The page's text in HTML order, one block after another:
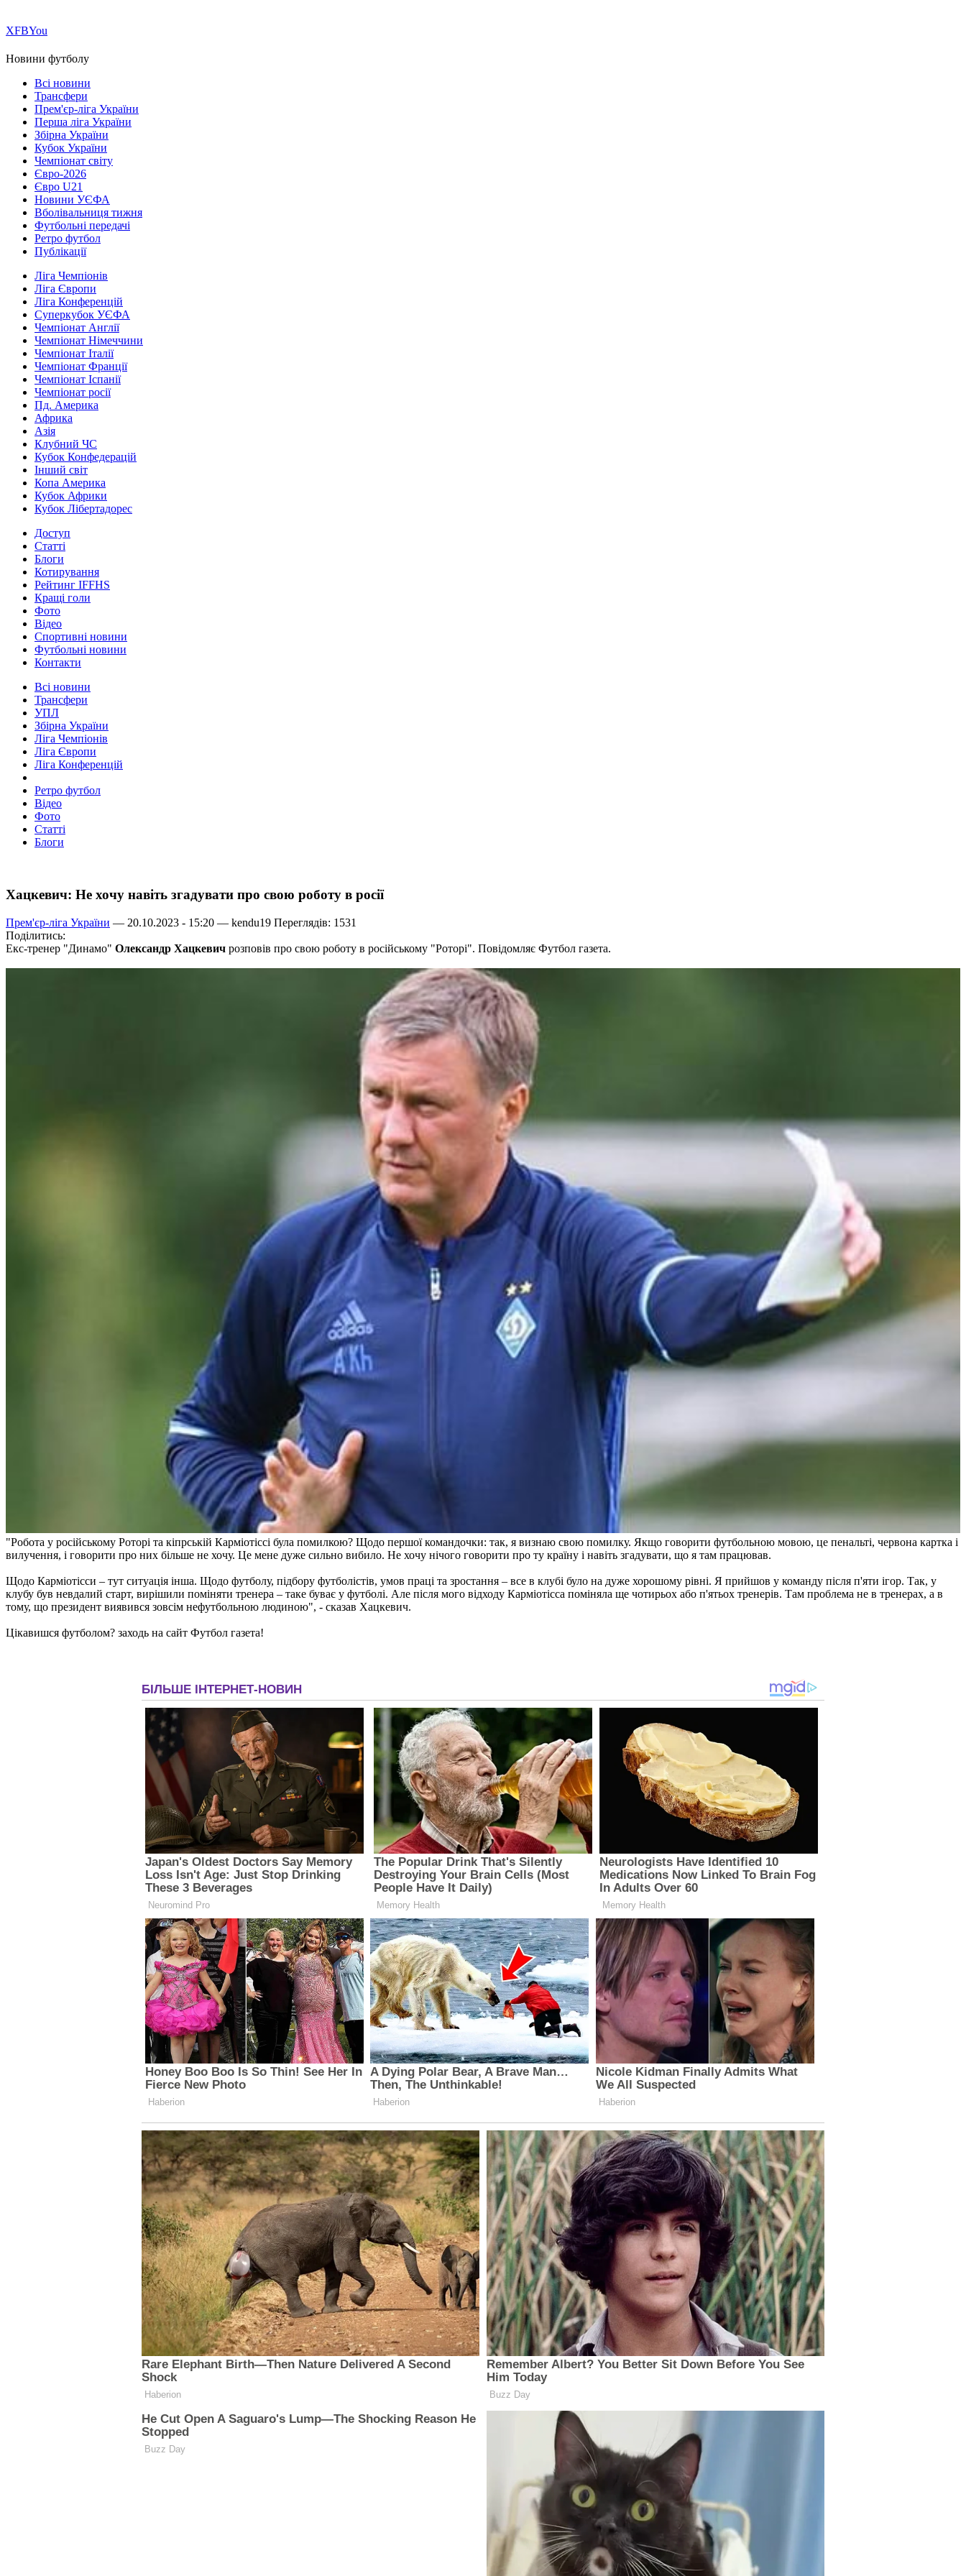
ХFBYou
Новини футболу
Всі новини
Трансфери
Прем'єр-ліга України
Перша ліга України
Збірна України
Кубок України
Чемпіонат світу
Євро-2026
Євро U21
Новини УЄФА
Вболівальниця тижня
Футбольні передачі
Ретро футбол
Публікації
Ліга Чемпіонів
Ліга Європи
Ліга Конференцій
Суперкубок УЄФА
Чемпіонат Англії
Чемпіонат Німеччини
Чемпіонат Італії
Чемпіонат Франції
Чемпіонат Іспанії
Чемпіонат росії
Пд. Америка
Африка
Азія
Клубний ЧС
Кубок Конфедерацій
Інший світ
Копа Америка
Кубок Африки
Кубок Лібертадорес
Доступ
Статті
Блоги
Котирування
Рейтинг IFFHS
Кращі голи
Фото
Відео
Спортивні новини
Футбольні новини
Контакти
Всі новини
Трансфери
УПЛ
Збірна України
Ліга Чемпіонів
Ліга Європи
Ліга Конференцій
Ретро футбол
Відео
Фото
Статті
Блоги
Хацкевич: Не хочу навіть згадувати про свою роботу в росії
Прем'єр-ліга України — 20.10.2023 - 15:20 — kendu19 Переглядів: 1531
Поділитись:
Екс-тренер "Динамо" Олександр Хацкевич розповів про свою роботу в російському "Роторі". Повідомляє Футбол газета.
"Робота у російському Роторі та кіпрській Карміотіссі була помилкою? Щодо першої командочки: так, я визнаю свою помилку. Якщо говорити футбольною мовою, це пенальті, червона картка і
вилучення, і говорити про них більше не хочу. Це мене дуже сильно вибило. Не хочу нічого говорити про ту країну і навіть згадувати, що я там працював.
Щодо Карміотісси – тут ситуація інша. Щодо футболу, підбору футболістів, умов праці та зростання – все в клубі було на дуже хорошому рівні. Я прийшов у команду після п'яти ігор. Так, у
клубу був невдалий старт, вирішили поміняти тренера – таке буває у футболі. Але після мого відходу Карміотісса поміняла ще чотирьох або п'ятьох тренерів. Там проблема не в тренерах, а в
тому, що президент виявився зовсім нефутбольною людиною", - сказав Хацкевич.
Цікавишся футболом? заходь на сайт Футбол газета!